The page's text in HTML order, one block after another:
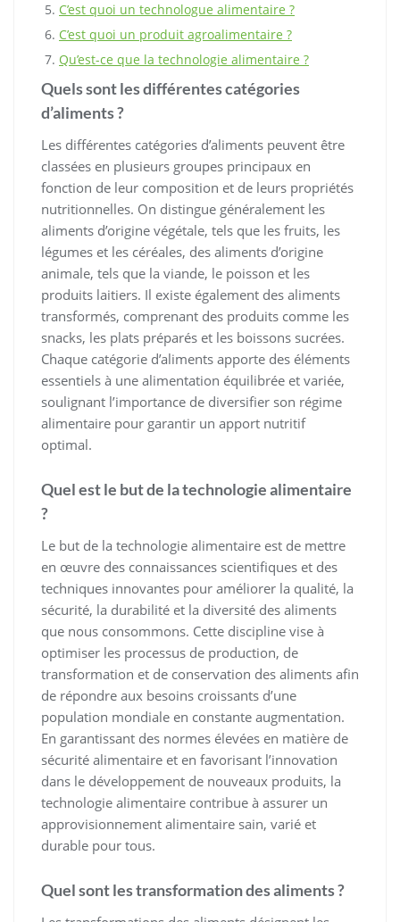
C’est quoi un technologue alimentaire ?
C’est quoi un produit agroalimentaire ?
Qu’est-ce que la technologie alimentaire ?
Quels sont les différentes catégories
d’aliments ?
Les différentes catégories d’aliments peuvent être
classées en plusieurs groupes principaux en
fonction de leur composition et de leurs propriétés
nutritionnelles. On distingue généralement les
aliments d’origine végétale, tels que les fruits, les
légumes et les céréales, des aliments d’origine
animale, tels que la viande, le poisson et les
produits laitiers. Il existe également des aliments
transformés, comprenant des produits comme les
snacks, les plats préparés et les boissons sucrées.
Chaque catégorie d’aliments apporte des éléments
essentiels à une alimentation équilibrée et variée,
soulignant l’importance de diversifier son régime
alimentaire pour garantir un apport nutritif
optimal.
Quel est le but de la technologie alimentaire
?
Le but de la technologie alimentaire est de mettre
en œuvre des connaissances scientifiques et des
techniques innovantes pour améliorer la qualité, la
sécurité, la durabilité et la diversité des aliments
que nous consommons. Cette discipline vise à
optimiser les processus de production, de
transformation et de conservation des aliments afin
de répondre aux besoins croissants d’une
population mondiale en constante augmentation.
En garantissant des normes élevées en matière de
sécurité alimentaire et en favorisant l’innovation
dans le développement de nouveaux produits, la
technologie alimentaire contribue à assurer un
approvisionnement alimentaire sain, varié et
durable pour tous.
Quel sont les transformation des aliments ?